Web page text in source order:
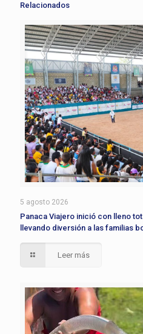
Relacionados
5 agosto 2026
Panaca Viajero inició con lleno
llevando diversión a las familias
Leer más